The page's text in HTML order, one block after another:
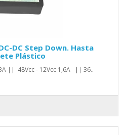
DC Step Down. Hasta
Plástico
|| 48Vcc - 12Vcc 1,6A || 36..